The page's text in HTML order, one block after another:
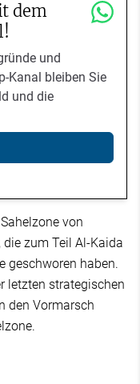
dem
und
Kanal bleiben Sie
und die
von
zum Teil Al-Kaida
geschworen haben.
letzten strategischen
den Vormarsch